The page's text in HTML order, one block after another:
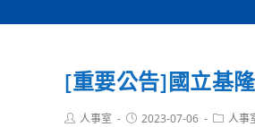
[重要公告]國立基
Post人事室
Post2023-07-06
Post人事